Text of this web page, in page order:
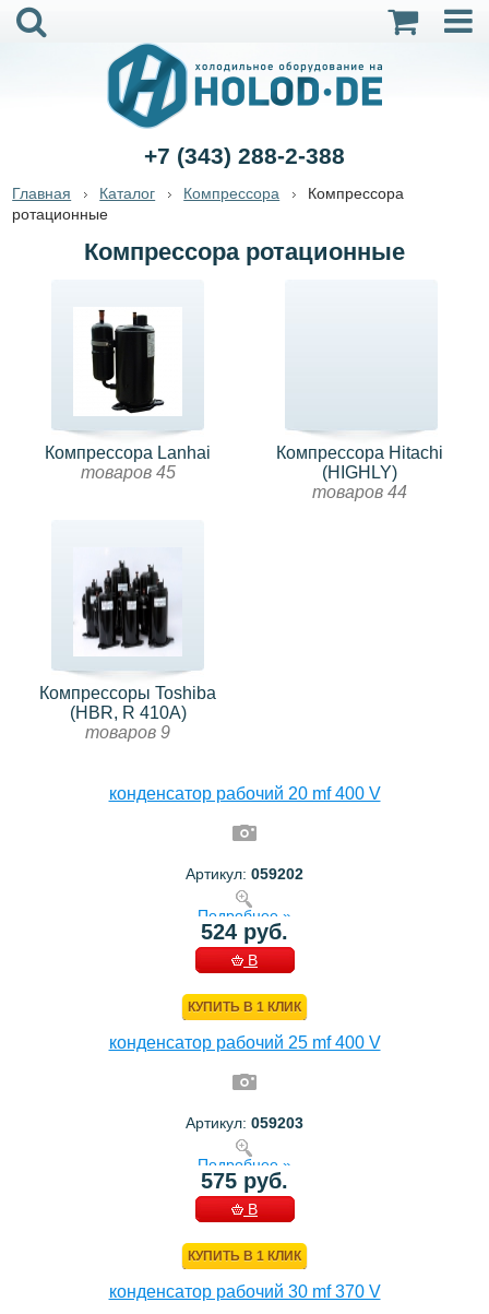
+7 (343) 288-2-388
Главная Каталог Компрессора
Компрессора
ротационные
Компрессора ротационные
Компрессора Lanhai
товаров 45
Компрессора Hitachi
(HIGHLY)
товаров 44
Компрессоры Toshiba
(HBR, R 410А)
товаров 9
конденсатор рабочий 20 mf 400 V
Артикул: 059202
Подробнее »
524 руб.
В
КУПИТЬ В 1 КЛИК
конденсатор рабочий 25 mf 400 V
Артикул: 059203
Подробнее »
575 руб.
В
КУПИТЬ В 1 КЛИК
конденсатор рабочий 30 mf 370 V